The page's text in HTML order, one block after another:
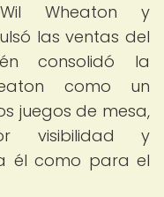
Wheaton y
las ventas del
consolidó la
como un
juegos de mesa,
visibilidad y
él como para el